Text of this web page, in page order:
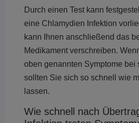
Durch einen Test kann
eine Chlamydien Infektion
kann Ihnen anschließend das
Medikament verschreiben.
oben genannten Symptome bei
sollten Sie sich so schnell wie
lassen.
Wie schnell nach